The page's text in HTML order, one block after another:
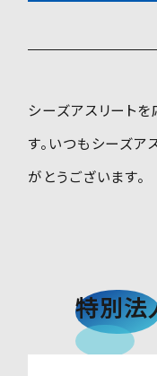
シーズアスリート
す。いつもシーズア
がとうございます。
特別法